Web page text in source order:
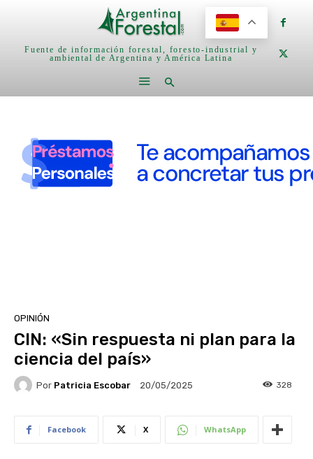
Fuente de información forestal, foresto-industrial y
ambiental de Argentina y América Latina
OPINIÓN
CIN: «Sin respuesta ni plan para la
ciencia del país»
Por Patricia Escobar 20/05/2025 328
Facebook X WhatsApp